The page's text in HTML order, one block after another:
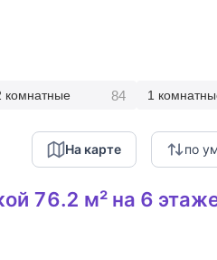
комнатные 84 1
по
На карте
76.2 м² на 6